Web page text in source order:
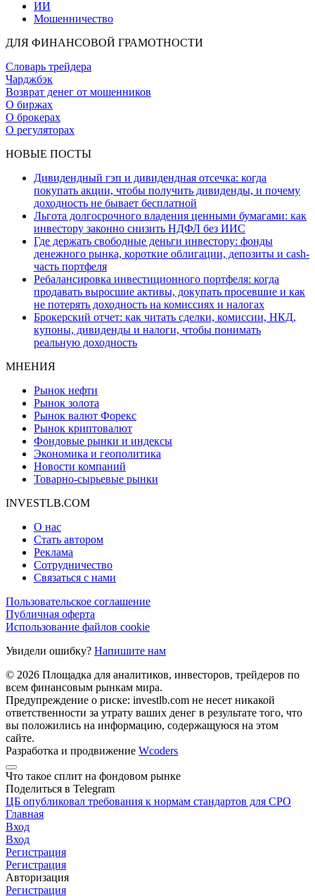
ИИ
Мошенничество
ДЛЯ ФИНАНСОВОЙ ГРАМОТНОСТИ
Словарь трейдера
Чарджбэк
Возврат денег от мошенников
О биржах
О брокерах
О регуляторах
НОВЫЕ ПОСТЫ
Дивидендный гэп и дивидендная отсечка: когда
покупать акции, чтобы получить дивиденды, и почему
доходность не бывает бесплатной
Льгота долгосрочного владения ценными бумагами: как
инвестору законно снизить НДФЛ без ИИС
Где держать свободные деньги инвестору: фонды
денежного рынка, короткие облигации, депозиты и cash-
часть портфеля
Ребалансировка инвестиционного портфеля: когда
продавать выросшие активы, докупать просевшие и как
не потерять доходность на комиссиях и налогах
Брокерский отчет: как читать сделки, комиссии, НКД,
купоны, дивиденды и налоги, чтобы понимать
реальную доходность
МНЕНИЯ
Рынок нефти
Рынок золота
Рынок валют Форекс
Рынок криптовалют
Фондовые рынки и индексы
Экономика и геополитика
Новости компаний
Товарно-сырьевые рынки
INVESTLB.COM
О нас
Стать автором
Реклама
Сотрудничество
Связаться с нами
Пользовательское соглашение
Публичная оферта
Использование файлов cookie
Увидели ошибку? Напишите нам
© 2026 Площадка для аналитиков, инвесторов, трейдеров по
всем финансовым рынкам мира.
Предупреждение о риске: investlb.com не несет никакой
ответственности за утрату ваших денег в результате того, что
вы положились на информацию, содержащуюся на этом
сайте.
Разработка и продвижение Wcoders
Что такое сплит на фондовом рынке
Поделиться в Telegram
ЦБ опубликовал требования к нормам стандартов для СРО
Главная
Вход
Вход
Регистрация
Регистрация
Авторизация
Регистрация